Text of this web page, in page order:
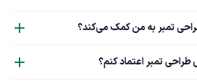
تمبر به من کمک می‌کند؟
تمبر اعتماد کنم؟